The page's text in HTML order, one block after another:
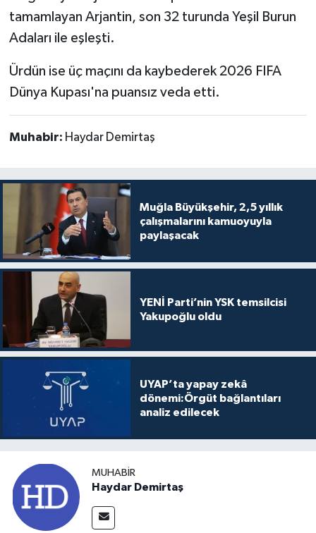
tamamlayan Arjantin, son 32 turunda Yeşil Burun
Adaları ile eşleşti.
Ürdün ise üç maçını da kaybederek 2026 FIFA
Dünya Kupası'na puansız veda etti.
Muhabir: Haydar Demirtaş
Muğla Büyükşehir, 2,5 yıllık
çalışmalarını kamuoyuyla
paylaşacak
YENİ Parti’nin YSK temsilcisi
Yakupoğlu oldu
UYAP’ta yapay zekâ
dönemi:Örgüt bağlantıları
analiz edilecek
MUHABIR
Haydar Demirtaş